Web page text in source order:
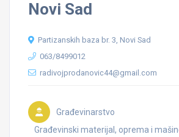
Novi Sad
Partizanskih baza br. 3, Novi Sad
063/8499012
radivojprodanovic44@gmail.com
Građevinarstvo
Građevinski materijal, oprema i